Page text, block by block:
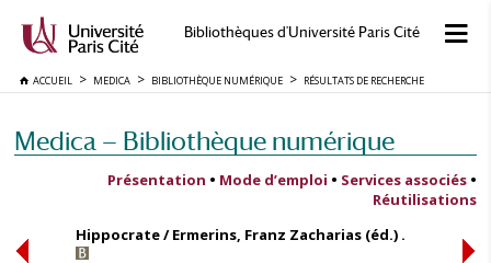
Bibliothèques d'Université Paris Cité
ACCUEIL MEDICA BIBLIOTHÈQUE NUMÉRIQUE RÉSULTATS DE RECHERCHE
Medica — Bibliothèque numérique
Présentation • Mode d’emploi • Services associés •
Réutilisations
Hippocrate / Ermerins, Franz Zacharias (éd.) .